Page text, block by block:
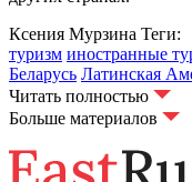
Ксения Мурзина Теги:
туризм иностранные
Беларусь Латинская
Читать полностью
Больше материалов